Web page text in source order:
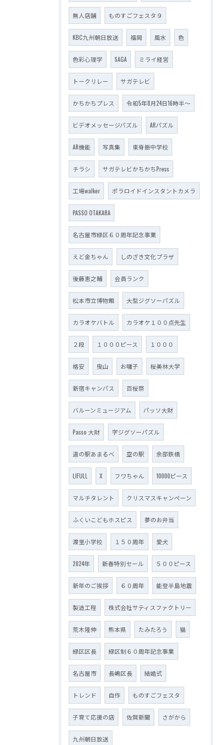
無人店舗 ものすごフェスタ９
KBC九州朝日放送 福岡 風水 色
色彩心理学 SAGA ミライ経営
トークリレー サガテレビ
かちかちプレス 令和5年8月24日16時半～
ビデオメッセージパズル ARパズル
AR機能 写真集 東脊振中学校
チラシ サガテレビかちかちPress
工場walker ポラロイドインスタントカメラ
PASSO OTAKARA
名古屋市緑区６０周年記念事業
えど金ちゃん しのざき文化プラザ
後藤恵之輔 会員ランク
松本市立博物館 大型ジグソーパズル
カラオケバトル カラオケ１００点先生
２段 １０００ピース １０００
格安 曳山 お囃子 桜美林大学
新宿キャンパス 百桜祭
バルーンミュージアム パッソ大財
Passo 大財 字ジグソーパズル
道の駅あまるべ 空の駅 余部鉄橋
LIFULL X フワちゃん 10000ピース
マルチタレント クリスマスキャンペーン
ふくいこどもホスピス 夢のお弁当
渡里小学校 １５０周年 愛犬
2024年 新春特別セール ５００ピース
新年のご挨拶 ６０周年 能登半島地震
製造工程 株式会社サティスファクトリー
荒木隆伸 熊本県 たみたろう 猫
緑区区長 緑区制６０周年記念事業
名古屋市 長嶋区長 結婚式
トレンド 自作 ものすごフェスタ
子育て応援の店 佐賀新聞 さがから
九州朝日放送